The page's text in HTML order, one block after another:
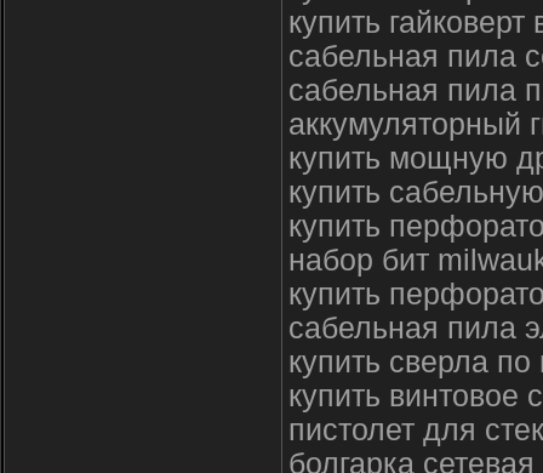
купить гайковерт
сабельная пила
сабельная пила
аккумуляторный
купить мощную
купить
купить
набор бит
купить
сабельная пила
купить сверла
купить винтовое
пистолет для
болгарка сетевая